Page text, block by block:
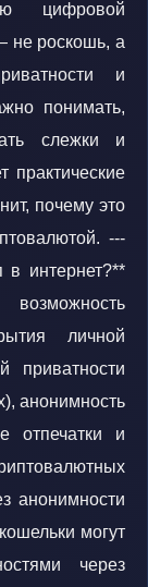
цифровой
не роскошь, а
и
понимать,
слежки и
практические
почему это
---
интернет?**
личной
приватности
анонимность
отпечатки и
анонимности
могут
через